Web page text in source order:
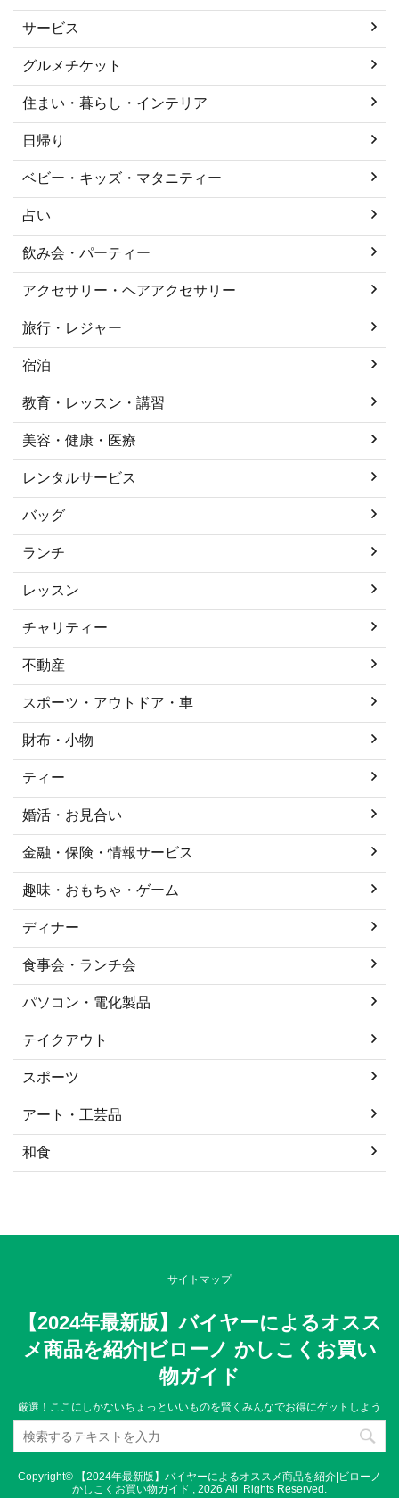
サービス
グルメチケット
住まい・暮らし・インテリア
日帰り
ベビー・キッズ・マタニティー
占い
飲み会・パーティー
アクセサリー・ヘアアクセサリー
旅行・レジャー
宿泊
教育・レッスン・講習
美容・健康・医療
レンタルサービス
バッグ
ランチ
レッスン
チャリティー
不動産
スポーツ・アウトドア・車
財布・小物
ティー
婚活・お見合い
金融・保険・情報サービス
趣味・おもちゃ・ゲーム
ディナー
食事会・ランチ会
パソコン・電化製品
テイクアウト
スポーツ
アート・工芸品
和食
サイトマップ
【2024年最新版】バイヤーによるオスス
メ商品を紹介|ビローノ かしこくお買い
物ガイド
厳選！ここにしかないちょっといいものを賢くみんなでお得にゲットしよう
Copyright© 【2024年最新版】バイヤーによるオススメ商品を紹介|ビローノ
かしこくお買い物ガイド , 2026 All Rights Reserved.